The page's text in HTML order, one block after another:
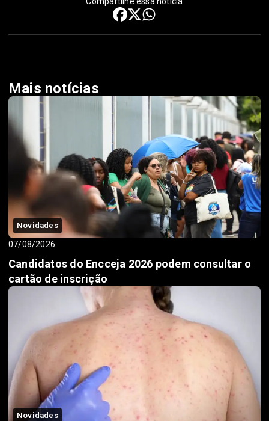
Mais notícias
Novidades
07/08/2026
Candidatos do Encceja 2026 podem consultar o
cartão de inscrição
Novidades